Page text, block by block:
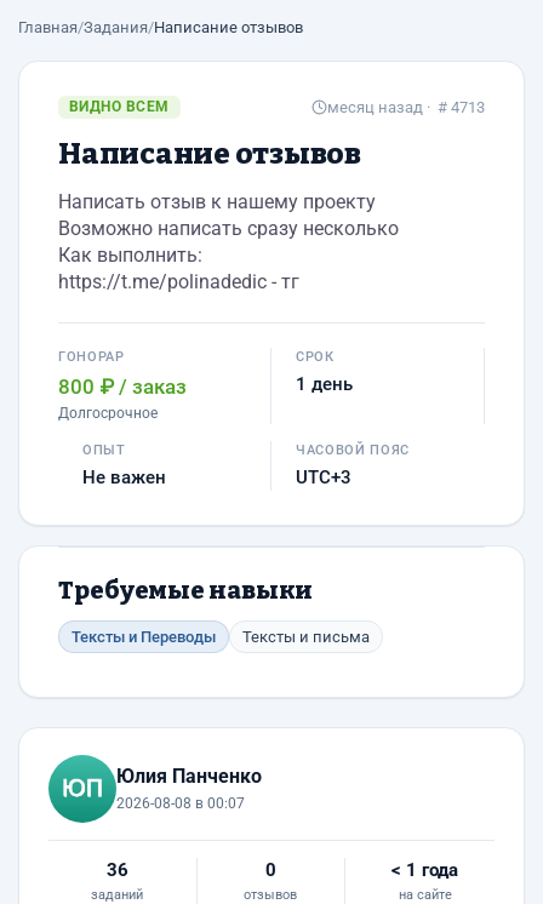
Главная/Задания/Написание отзывов
ВИДНО ВСЕМ месяц назад · # 4713
Написание отзывов
Написать отзыв к нашему проекту
Возможно написать сразу несколько
Как выполнить:
https://t.me/polinadedic - тг
ГОНОРАР
800 ₽ / заказ
Долгосрочное
СРОК
1 день
ОПЫТ
Не важен
ЧАСОВОЙ ПОЯС
UTC+3
Требуемые навыки
Тексты и Переводы Тексты и письма
Юлия Панченко
2026-08-08 в 00:07
36
заданий
0
отзывов
< 1 года
на сайте